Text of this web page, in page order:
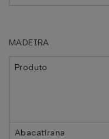
MADEIRA
Produto
Abacatirana